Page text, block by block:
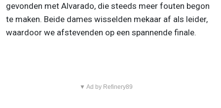
gevonden met Alvarado, die steeds meer fouten begon
te maken. Beide dames wisselden mekaar af als leider,
waardoor we afstevenden op een spannende finale.
▼ Ad by Refinery89